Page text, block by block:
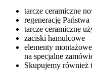
tarcze ceramiczne
regenerację
tarcze ceramiczne
zaciski hamulcowe
elementy
na specjalne
Skupujemy również